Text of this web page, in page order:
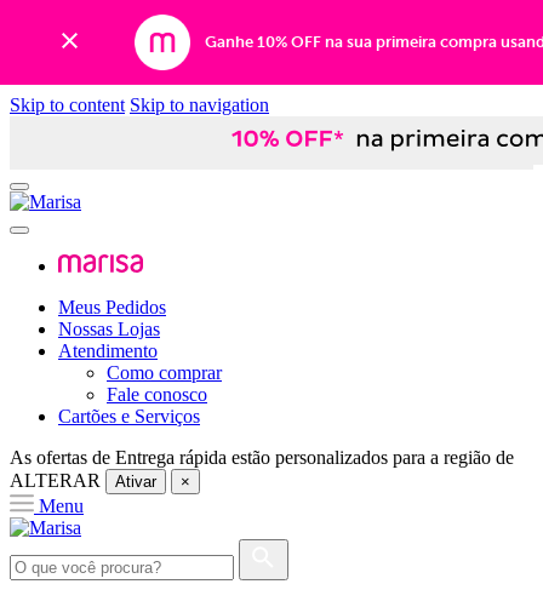
Ganhe 10% OFF na sua primeira compra
Skip to content Skip to navigation
Meus Pedidos
Nossas Lojas
Atendimento
Como comprar
Fale conosco
Cartões e Serviços
As ofertas de Entrega rápida estão personalizados para a região de
ALTERAR
Ativar ×
Menu